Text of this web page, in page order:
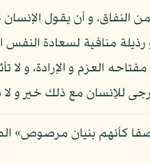
النفاق، و أن يقول
منافية لسعادة النفس
العزم و الإرادة، و لا
للإنسان مع ذلك خير و
صفا كأنهم بنيان